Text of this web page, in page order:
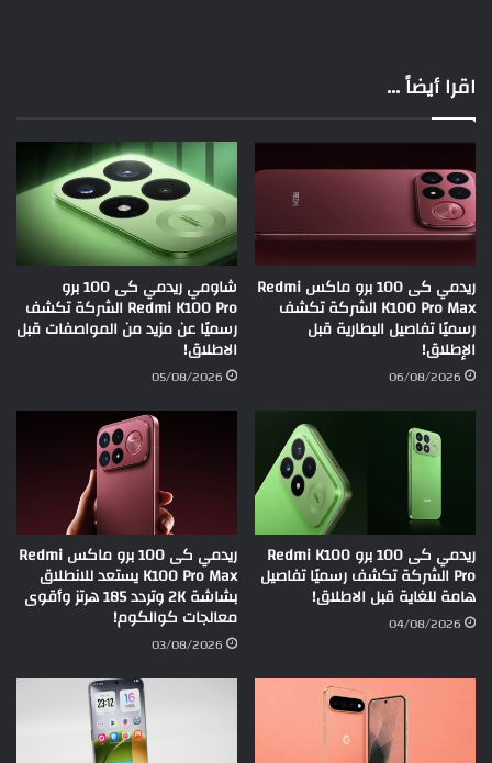
اقرا أيضاً ...
ريدمي كى 100 برو ماكس Redmi
K100 Pro Max الشركة تكشف
رسميًا تفاصيل البطارية قبل
الإطلاق!
06/08/2026
شاومي ريدمي كى 100 برو
Redmi K100 Pro الشركة تكشف
رسميًا عن مزيد من المواصفات قبل
الاطلاق!
05/08/2026
ريدمي كى 100 برو Redmi K100
Pro الشركة تكشف رسميًا تفاصيل
هامة للغاية قبل الاطلاق!
04/08/2026
ريدمي كى 100 برو ماكس Redmi
K100 Pro Max يستعد للانطلاق
بشاشة 2K وتردد 185 هرتز وأقوى
معالجات كوالكوم!
03/08/2026